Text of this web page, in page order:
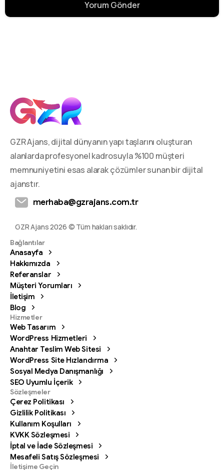
GZR Ajans, dijital dünyanın yapı taşlarını oluşturan
alanlarda profesyonel kadrosuyla %100 müşteri
memnuniyetini esas alarak çözümler sunan bir dijital
ajanstır.
merhaba@gzrajans.com.tr
GZR Ajans 2026 © Tüm hakları saklıdır.
Bağlantılar
Anasayfa
Hakkımızda
Referanslar
Müşteri Yorumları
İletişim
Blog
Hizmetler
Web Tasarım
WordPress Hizmetleri
Anahtar Teslim Web Sitesi
WordPress Site Hızlandırma
Sosyal Medya Danışmanlığı
SEO Uyumlu İçerik
Sözleşmeler
Çerez Politikası
Gizlilik Politikası
Kullanım Koşulları
KVKK Sözleşmesi
İptal ve İade Sözleşmesi
Mesafeli Satış Sözleşmesi
İletişime GeçinBizi arayın